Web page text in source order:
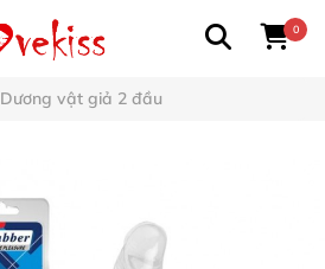
0
Dương vật giả 2 đầu